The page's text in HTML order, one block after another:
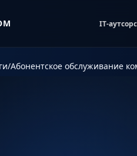
IT-
/Абонентское обслуживание